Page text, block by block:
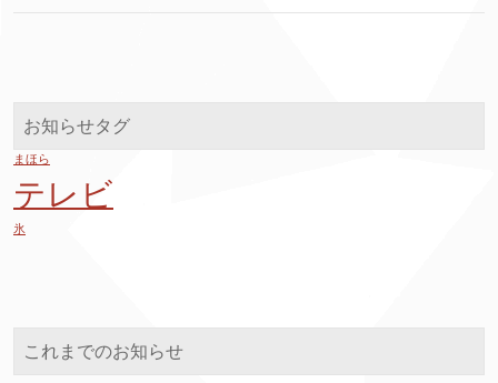
お知らせタグ
まほら
テレビ
氷
これまでのお知らせ